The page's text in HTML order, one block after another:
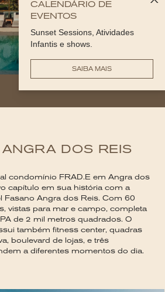
CALENDÁRIO DE
EVENTOS
Sunset Sessions, Atividades
Infantis e shows.
SAIBA MAIS
DOS REIS
condomínio FRAD.E em Angra dos
capítulo em sua história com a
Fasano Angra dos Reis. Com 60
vistas para mar e campo, completa
de 2 mil metros quadrados. O
também fitness center, quadras
boulevard de lojas, e três
a diferentes momentos do dia.